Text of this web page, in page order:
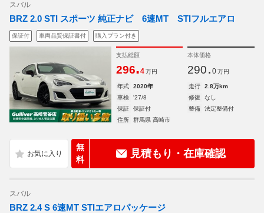
スバル
BRZ 2.0 STI スポーツ 純正ナビ 6速MT STIフルエアロ
保証付 車両品質保証書付 購入プラン付き
支払総額
296.4 万円
本体価格
290. 0 万円
年式 2020年 走行
2.8万km
車検
'27/8 修復
なし
保証
保証付 整備
法定整備付
住所
群馬県 高崎市
無
料
見積もり・在庫確認
スバル
BRZ 2.4 S 6速MT STIエアロパッケージ